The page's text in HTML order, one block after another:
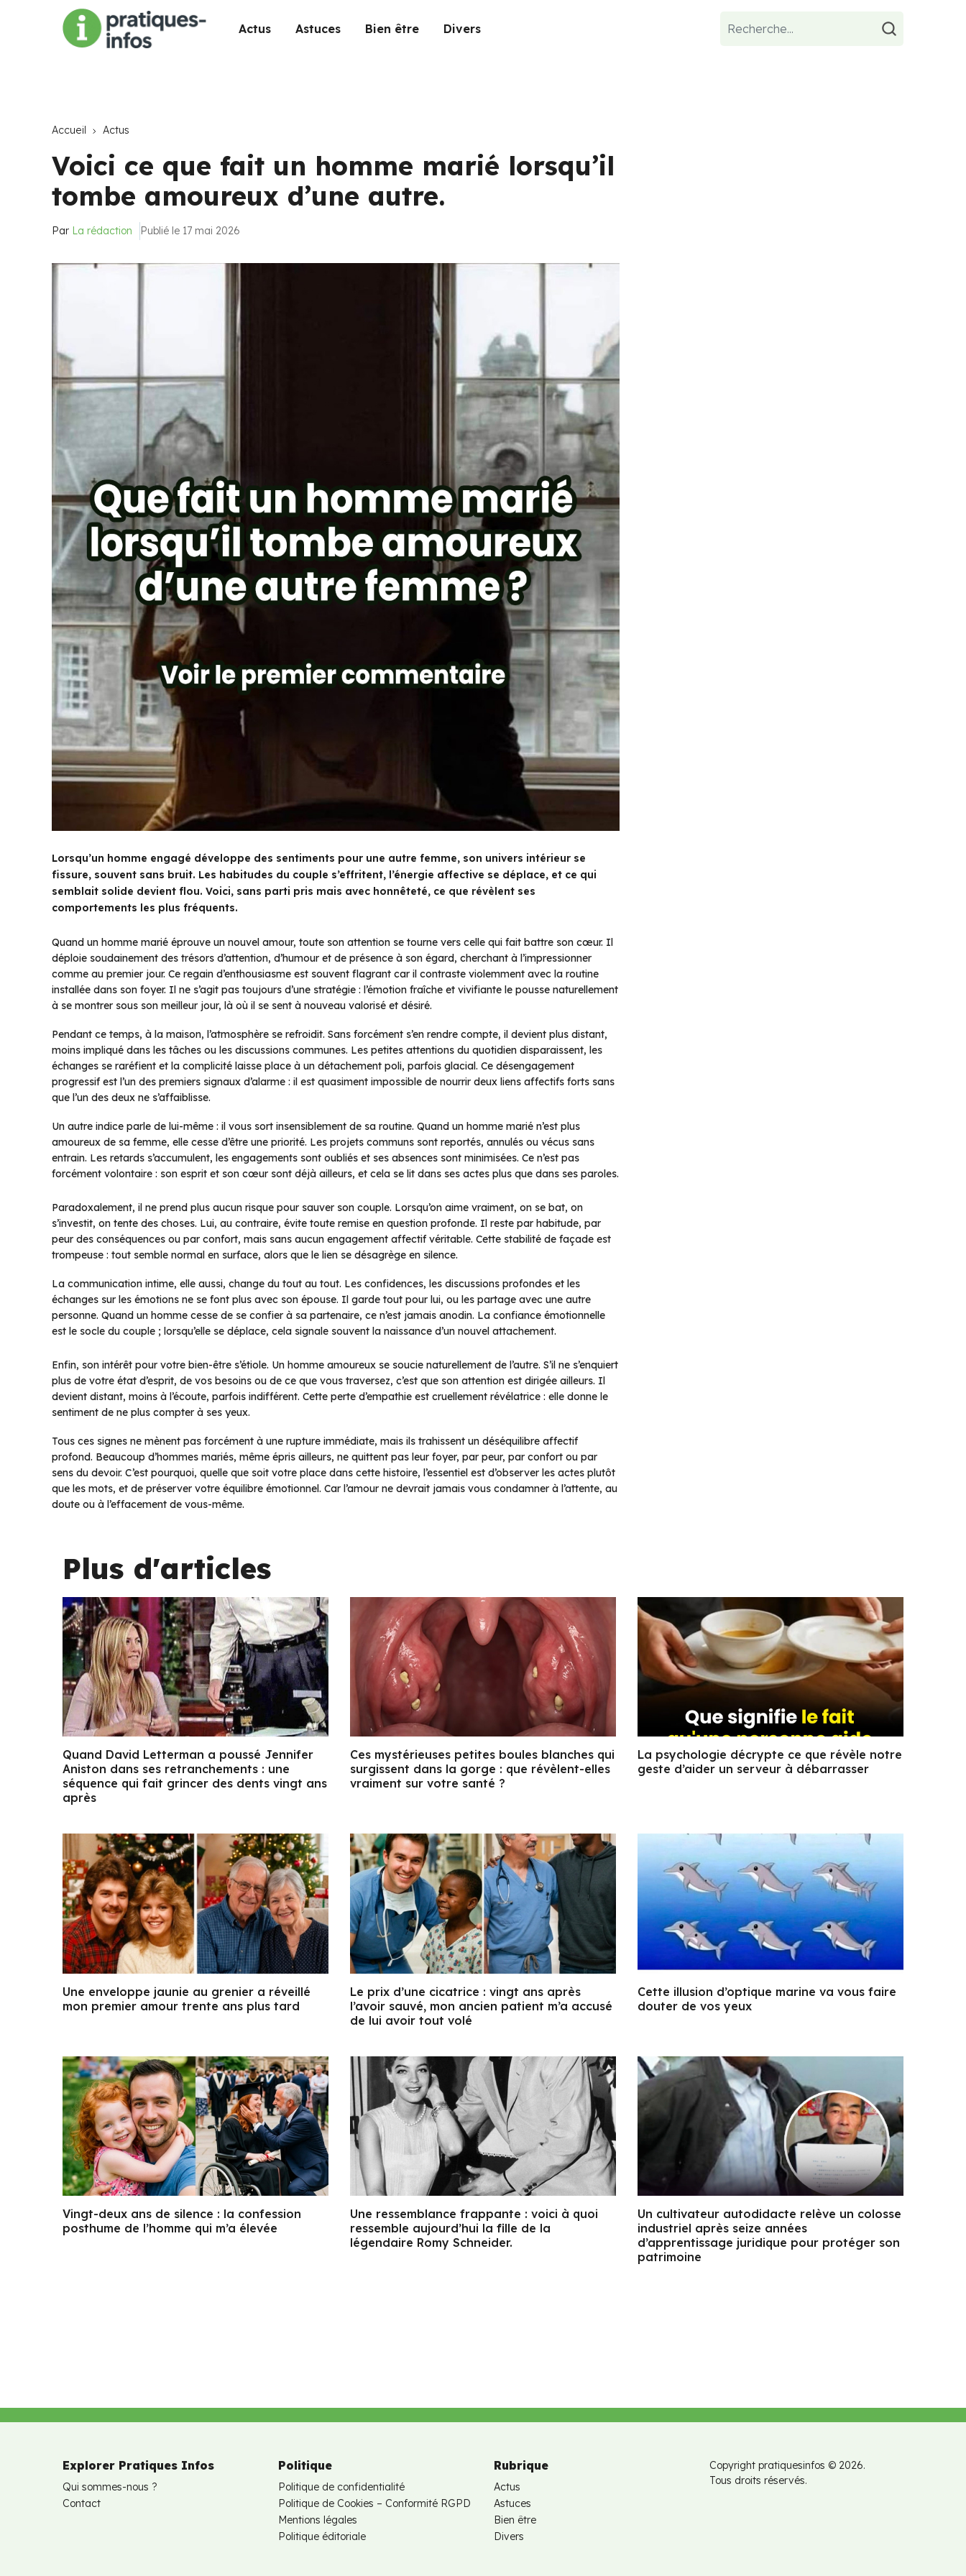
Actus Astuces Bien être Divers
Accueil Actus
Voici ce que fait un homme marié lorsqu’il
tombe amoureux d’une autre.
Par La rédaction Publié le 17 mai 2026
Lorsqu’un homme engagé développe des sentiments pour une autre femme, son univers intérieur se
fissure, souvent sans bruit. Les habitudes du couple s’effritent, l’énergie affective se déplace, et ce qui
semblait solide devient flou. Voici, sans parti pris mais avec honnêteté, ce que révèlent ses
comportements les plus fréquents.
Quand un homme marié éprouve un nouvel amour, toute son attention se tourne vers celle qui fait battre son cœur. Il
déploie soudainement des trésors d’attention, d’humour et de présence à son égard, cherchant à l’impressionner
comme au premier jour. Ce regain d’enthousiasme est souvent flagrant car il contraste violemment avec la routine
installée dans son foyer. Il ne s’agit pas toujours d’une stratégie : l’émotion fraîche et vivifiante le pousse naturellement
à se montrer sous son meilleur jour, là où il se sent à nouveau valorisé et désiré.
Pendant ce temps, à la maison, l’atmosphère se refroidit. Sans forcément s’en rendre compte, il devient plus distant,
moins impliqué dans les tâches ou les discussions communes. Les petites attentions du quotidien disparaissent, les
échanges se raréfient et la complicité laisse place à un détachement poli, parfois glacial. Ce désengagement
progressif est l’un des premiers signaux d’alarme : il est quasiment impossible de nourrir deux liens affectifs forts sans
que l’un des deux ne s’affaiblisse.
Un autre indice parle de lui-même : il vous sort insensiblement de sa routine. Quand un homme marié n’est plus
amoureux de sa femme, elle cesse d’être une priorité. Les projets communs sont reportés, annulés ou vécus sans
entrain. Les retards s’accumulent, les engagements sont oubliés et ses absences sont minimisées. Ce n’est pas
forcément volontaire : son esprit et son cœur sont déjà ailleurs, et cela se lit dans ses actes plus que dans ses paroles.
Paradoxalement, il ne prend plus aucun risque pour sauver son couple. Lorsqu’on aime vraiment, on se bat, on
s’investit, on tente des choses. Lui, au contraire, évite toute remise en question profonde. Il reste par habitude, par
peur des conséquences ou par confort, mais sans aucun engagement affectif véritable. Cette stabilité de façade est
trompeuse : tout semble normal en surface, alors que le lien se désagrège en silence.
La communication intime, elle aussi, change du tout au tout. Les confidences, les discussions profondes et les
échanges sur les émotions ne se font plus avec son épouse. Il garde tout pour lui, ou les partage avec une autre
personne. Quand un homme cesse de se confier à sa partenaire, ce n’est jamais anodin. La confiance émotionnelle
est le socle du couple ; lorsqu’elle se déplace, cela signale souvent la naissance d’un nouvel attachement.
Enfin, son intérêt pour votre bien-être s’étiole. Un homme amoureux se soucie naturellement de l’autre. S’il ne s’enquiert
plus de votre état d’esprit, de vos besoins ou de ce que vous traversez, c’est que son attention est dirigée ailleurs. Il
devient distant, moins à l’écoute, parfois indifférent. Cette perte d’empathie est cruellement révélatrice : elle donne le
sentiment de ne plus compter à ses yeux.
Tous ces signes ne mènent pas forcément à une rupture immédiate, mais ils trahissent un déséquilibre affectif
profond. Beaucoup d’hommes mariés, même épris ailleurs, ne quittent pas leur foyer, par peur, par confort ou par
sens du devoir. C’est pourquoi, quelle que soit votre place dans cette histoire, l’essentiel est d’observer les actes plutôt
que les mots, et de préserver votre équilibre émotionnel. Car l’amour ne devrait jamais vous condamner à l’attente, au
doute ou à l’effacement de vous-même.
Plus d'articles
Quand David Letterman a poussé Jennifer
Aniston dans ses retranchements : une
séquence qui fait grincer des dents vingt ans
après
Ces mystérieuses petites boules blanches qui
surgissent dans la gorge : que révèlent-elles
vraiment sur votre santé ?
La psychologie décrypte ce que révèle notre
geste d’aider un serveur à débarrasser
Une enveloppe jaunie au grenier a réveillé
mon premier amour trente ans plus tard
Le prix d’une cicatrice : vingt ans après
l’avoir sauvé, mon ancien patient m’a accusé
de lui avoir tout volé
Cette illusion d’optique marine va vous faire
douter de vos yeux
Vingt-deux ans de silence : la confession
posthume de l’homme qui m’a élevée
Une ressemblance frappante : voici à quoi
ressemble aujourd’hui la fille de la
légendaire Romy Schneider.
Un cultivateur autodidacte relève un colosse
industriel après seize années
d’apprentissage juridique pour protéger son
patrimoine
Explorer Pratiques Infos
Qui sommes-nous ?
Contact
Politique
Politique de confidentialité
Politique de Cookies – Conformité RGPD
Mentions légales
Politique éditoriale
Rubrique
Actus
Astuces
Bien être
Divers
Copyright pratiquesinfos © 2026.
Tous droits réservés.